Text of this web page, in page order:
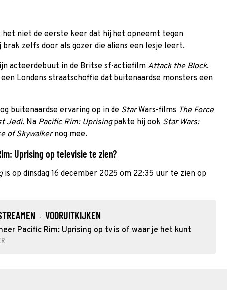
het niet de eerste keer dat hij het opneemt tegen
brak zelfs door als gozer die aliens een lesje leert.
acteerdebuut in de Britse sf-actiefilm Attack the Block.
een Londens straatschoffie dat buitenaardse monsters een
buitenaardse ervaring op in de StarWars-films The Force
Jedi. Na Pacific Rim: Uprising pakte hij ook Star Wars:
of Skywalkernog mee.
Uprising op televisie te zien?
is op dinsdag 16 december 2025 om 22:35 uur te zien op
· VOORUITKIJKEN
Pacific Rim: Uprising op tv is of waar je het kunt